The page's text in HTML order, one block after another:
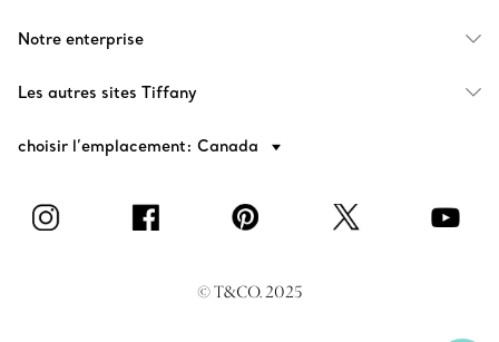
Notre enterprise
Les autres sites Tiffany
choisir l’emplacement: Canada
© T&CO. 2025